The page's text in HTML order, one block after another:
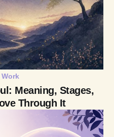
Work
Meaning, Stages,
Through It